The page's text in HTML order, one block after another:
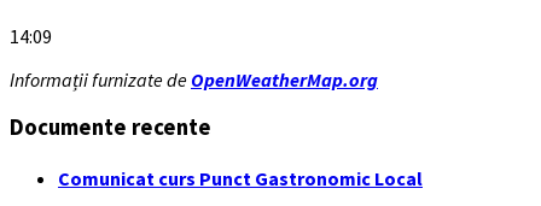
14:09
Informații furnizate de OpenWeatherMap.org
Documente recente
Comunicat curs Punct Gastronomic Local